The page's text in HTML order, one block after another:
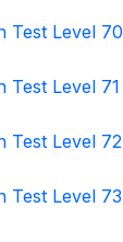
Test Level 70
Test Level 71
Test Level 72
Test Level 73